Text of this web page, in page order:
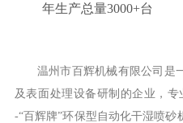
年生产总量3000+台
温州市百辉机械有限公司是
及表面处理设备研制的企业，
-“百辉牌”环保型自动化干湿喷